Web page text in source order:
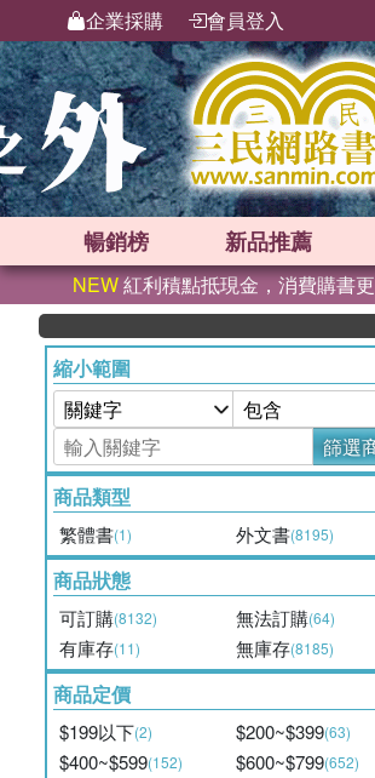
企業採購 會員登入
暢銷榜 新品推薦
NEW紅利積點抵現金，消費購書
縮小範圍
篩選
商品類型
繁體書(1) 外文書(8195)
商品狀態
可訂購(8132) 無法訂購(64)
有庫存(11) 無庫存(8185)
商品定價
$199以下(2) $200~$399(63)
$400~$599(152) $600~$799(652)